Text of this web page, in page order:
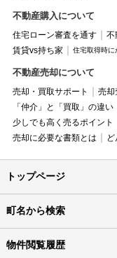
不動産購入について
住宅ローン審査を通す 不
賃貸vs持ち家
住宅取得時に
不動産売却について
売却・買取サポート 売却
「仲介」と「買取」の違い
少しでも高く売るポイント
売却に必要な書類とは
トップページ
町名から検索
物件閲覧履歴